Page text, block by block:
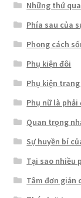
Những thứ
Phía sau của
Phong cách
Phụ kiện đôi
Phụ kiện
Phụ nữ là phải
Quan trọng
Sự huyền bí
Tại sao nhiều
Tâm đơn giản